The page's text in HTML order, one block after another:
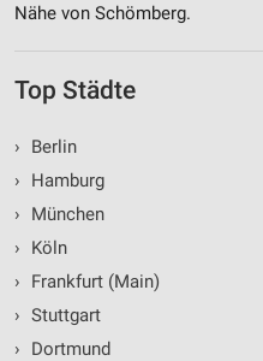
Nähe von Schömberg.
Top Städte
›
Berlin
›
Hamburg
›
München
›
Köln
›
Frankfurt (Main)
› Stuttgart
›
Dortmund